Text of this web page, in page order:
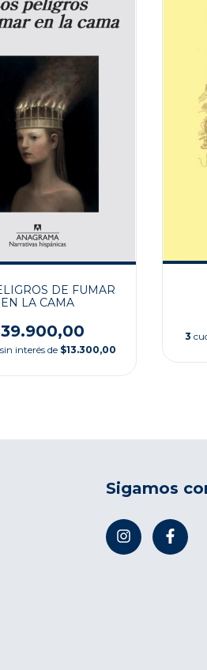
DE FUMAR
EN LA CAMA
interés de $13.300,00
3
Sigamos